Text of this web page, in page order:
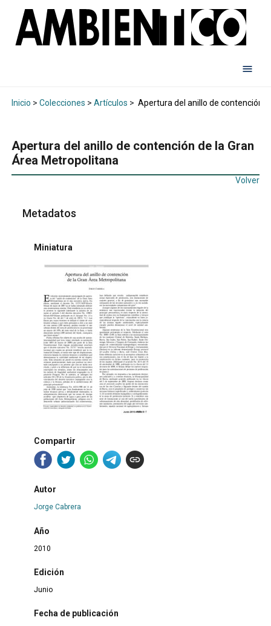
Inicio > Colecciones > Artículos > Apertura del anillo de contención
Apertura del anillo de contención de la Gran
Área Metropolitana
Volver
Metadatos
Miniatura
Compartir
Autor
Jorge Cabrera
Año
2010
Edición
Junio
Fecha de publicación